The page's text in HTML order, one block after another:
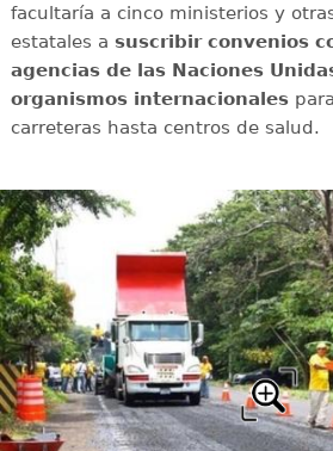
facultaría a cinco ministerios y
estatales a suscribir convenios
agencias de las Naciones
organismos internacionales
carreteras hasta centros de salud.